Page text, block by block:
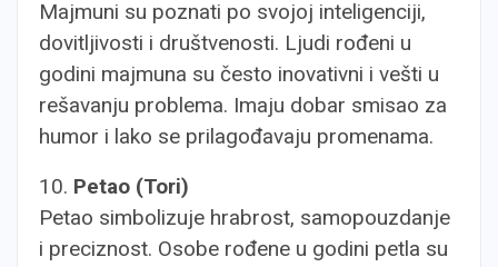
Majmuni su poznati po svojoj inteligenciji,
dovitljivosti i društvenosti. Ljudi rođeni u
godini majmuna su često inovativni i vešti u
rešavanju problema. Imaju dobar smisao za
humor i lako se prilagođavaju promenama.
10. Petao (Tori)
Petao simbolizuje hrabrost, samopouzdanje
i preciznost. Osobe rođene u godini petla su